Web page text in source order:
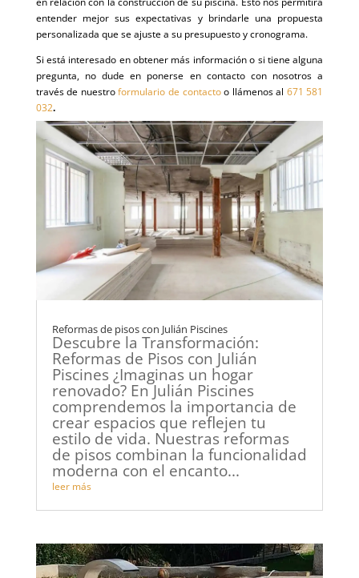
entender mejor sus expectativas y brindarle una propuesta
personalizada que se ajuste a su presupuesto y cronograma.
Si está interesado en obtener más información o si tiene alguna
pregunta, no dude en ponerse en contacto con nosotros a
través de nuestroformulario de contactoo llámenos al 671 581
032.
Reformas de pisos con Julián Piscines
Descubre la Transformación:
Reformas de Pisos con Julián
Piscines ¿Imaginas un hogar
renovado? En Julián Piscines
comprendemos la importancia de
crear espacios que reflejen tu
estilo de vida. Nuestras reformas
de pisos combinan la funcionalidad
moderna con el encanto...
leer más